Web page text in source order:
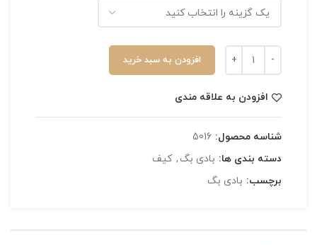
افزودن به سبد خرید
افزودن به علاقه مندی
شناسه محصول: 5016
دسته بندی ها: بادی بگ , کیف
برچسب: بادی بگ